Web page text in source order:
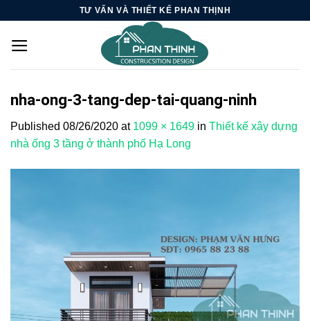
content
TƯ VẤN VÀ THIẾT KẾ PHAN THỊNH
nha-ong-3-tang-dep-tai-quang-ninh
Published 08/26/2020 at 1099 × 1649 in Thiết kế xây dựng
nhà ống 3 tầng ở thành phố Hạ Long